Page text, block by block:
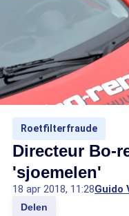
Roetfilterfraude
Directeur Bo-
'sjoemelen'
18 apr 2018, 11:28Guido
Delen